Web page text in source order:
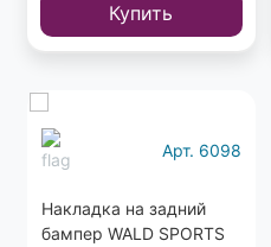
Купить
Арт. 6098
Накладка на задний
бампер WALD SPORTS